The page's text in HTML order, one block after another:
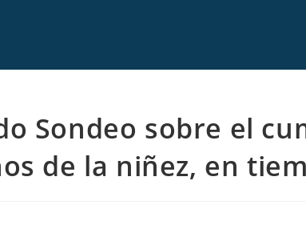
Sondeo sobre el
de la niñez, en